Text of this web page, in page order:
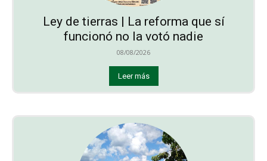
Ley de tierras | La reforma que sí
funcionó no la votó nadie
08/08/2026
Leer más